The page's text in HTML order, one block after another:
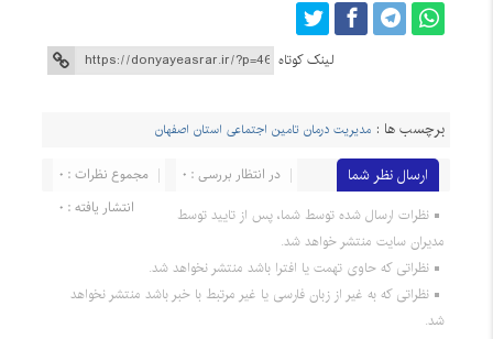
لینک کوتاه
برچسب ها : مدیریت درمان تامین اجتماعی استان اصفهان
ارسال نظر شما مجموع نظرات : 0
در انتظار بررسی : 0
انتشار یافته : 0
نظرات ارسال شده توسط شما، پس از تایید توسط
مدیران سایت منتشر خواهد شد.
نظراتی که حاوی تهمت یا افترا باشد منتشر نخواهد شد.
نظراتی که به غیر از زبان فارسی یا غیر مرتبط با خبر باشد منتشر نخواهد
شد.